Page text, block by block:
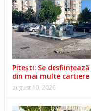
Pitești: Se
din mai multe cartiere
august 10, 2026